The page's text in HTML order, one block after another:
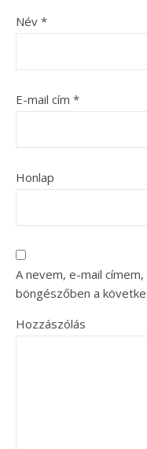
Név *
E-mail cím *
Honlap
A nevem, e-mail
böngészőben a
Hozzászólás